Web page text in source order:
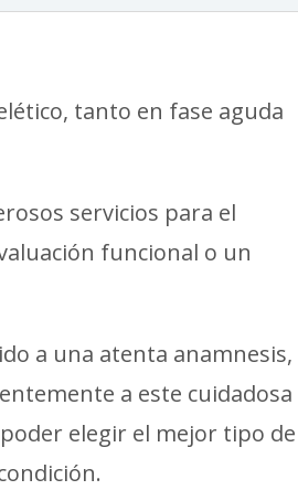
tanto en fase aguda
servicios para el
funcional o un
a una atenta anamnesis,
a este cuidadosa
elegir el mejor tipo de